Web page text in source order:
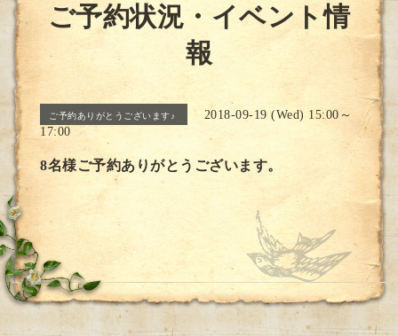
ご予約状況・イベント情
報
ご予約ありがとうございます♪
2018-09-19 (Wed) 15:00～
17:00
8名様ご予約ありがとうございます。